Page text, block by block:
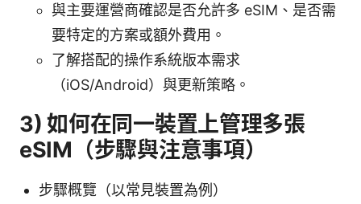
與主要運營商確認是否允許多 eSIM、是否需
要特定的方案或額外費用。
了解搭配的操作系統版本需求
（iOS/Android）與更新策略。
3) 如何在同一裝置上管理多張
eSIM（步驟與注意事項）
步驟概覽（以常見裝置為例）